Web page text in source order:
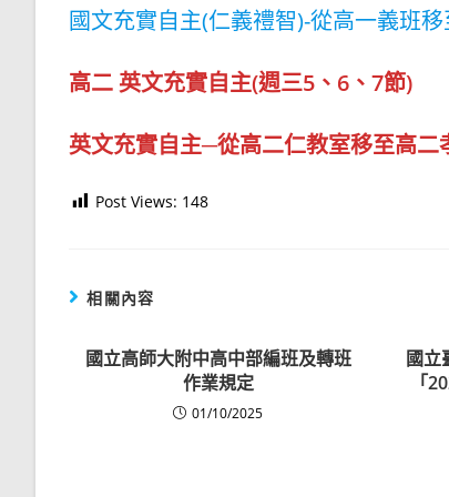
國文充實自主(仁義禮智)-從高一義班
高二 英文充實自主(週三5、6、7節)
英文充實自主─從高二仁教室移至高二
Post Views: 148
相關內容
國立高師大附中高中部編班及轉班
作業規定
01/10/2025
國立
「